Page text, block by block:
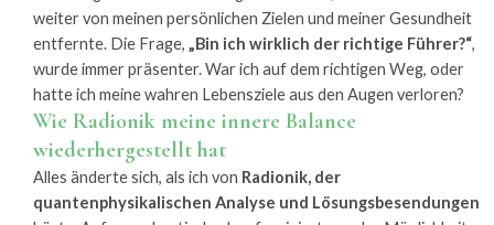
weiter von meinen persönlichen Zielen und meiner Gesundheit
entfernte. Die Frage, „Bin ich wirklich der richtige Führer?“,
wurde immer präsenter. War ich auf dem richtigen Weg, oder
hatte ich meine wahren Lebensziele aus den Augen verloren?
Wie Radionik meine innere Balance
wiederhergestellt hat
Alles änderte sich, als ich von Radionik, der
quantenphysikalischen Analyse und Lösungsbesendungen